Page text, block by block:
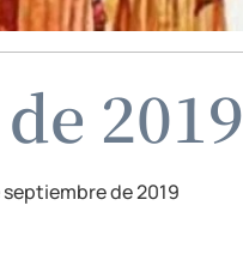
2019
de 2019